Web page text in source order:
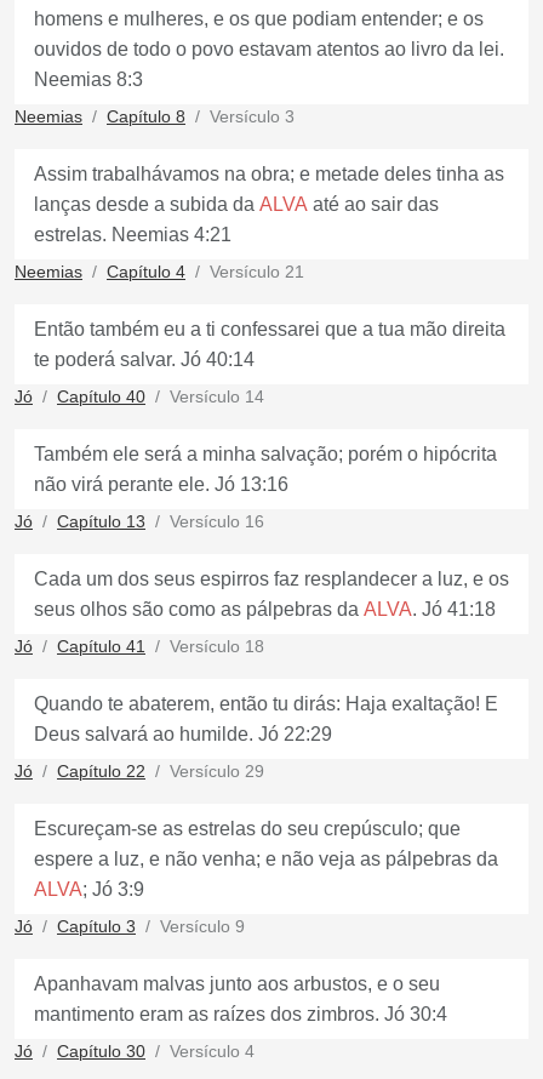
homens e mulheres, e os que podiam entender; e os
ouvidos de todo o povo estavam atentos ao livro da lei.
Neemias 8:3
Neemias Capítulo 8 Versículo 3
Assim trabalhávamos na obra; e metade deles tinha as
lanças desde a subida da ALVA até ao sair das
estrelas. Neemias 4:21
Neemias Capítulo 4 Versículo 21
Então também eu a ti confessarei que a tua mão direita
te poderá salvar. Jó 40:14
Jó Capítulo 40 Versículo 14
Também ele será a minha salvação; porém o hipócrita
não virá perante ele. Jó 13:16
Jó Capítulo 13 Versículo 16
Cada um dos seus espirros faz resplandecer a luz, e os
seus olhos são como as pálpebras da ALVA. Jó 41:18
Jó Capítulo 41 Versículo 18
Quando te abaterem, então tu dirás: Haja exaltação! E
Deus salvará ao humilde. Jó 22:29
Jó Capítulo 22 Versículo 29
Escureçam-se as estrelas do seu crepúsculo; que
espere a luz, e não venha; e não veja as pálpebras da
ALVA; Jó 3:9
Jó Capítulo 3 Versículo 9
Apanhavam malvas junto aos arbustos, e o seu
mantimento eram as raízes dos zimbros. Jó 30:4
Jó Capítulo 30 Versículo 4